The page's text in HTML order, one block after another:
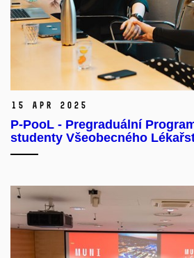
15 Apr 2025
P-PooL - Pregraduální
studenty Všeobecného